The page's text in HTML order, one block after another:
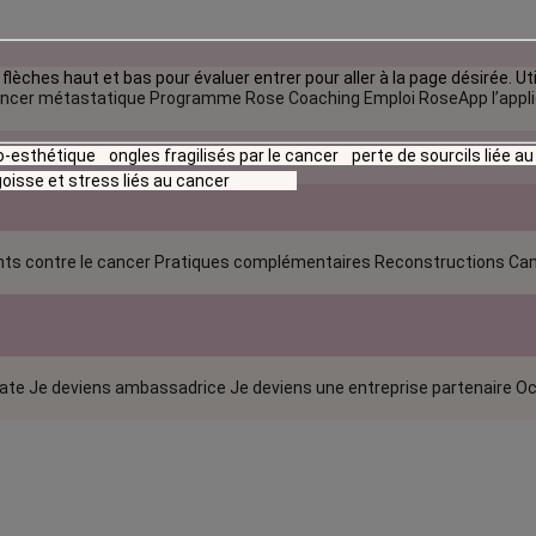
métastatique Programme Rose Coaching Emploi RoseApp
contre le cancer Pratiques complémentaires Reconstructions
Je deviens ambassadrice Je deviens une entreprise partenaire
haut et bas pour évaluer entrer pour aller à la page désirée.
esthétique ongles fragilisés par le cancer
perte de sourcils liée
et stress liés au cancer